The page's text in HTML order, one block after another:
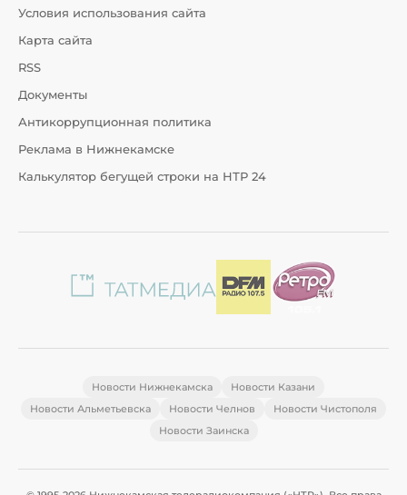
Условия использования сайта
Карта сайта
RSS
Документы
Антикоррупционная политика
Реклама в Нижнекамске
Калькулятор бегущей строки на НТР 24
Новости Нижнекамска
Новости Казани
Новости Альметьевска
Новости Челнов
Новости Чистополя
Новости Заинска